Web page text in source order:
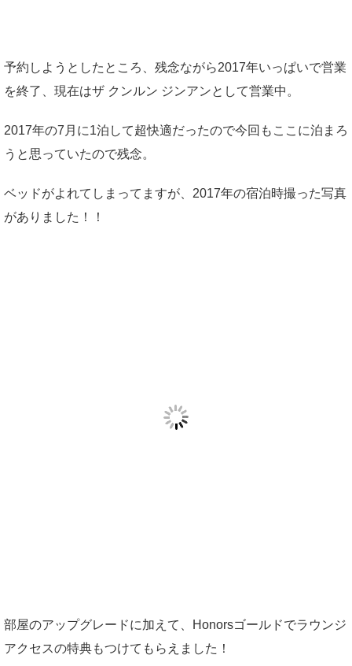
予約しようとしたところ、残念ながら2017年いっぱいで営業
を終了、現在はザ クンルン ジンアンとして営業中。
2017年の7月に1泊して超快適だったので今回もここに泊まろ
うと思っていたので残念。
ベッドがよれてしまってますが、2017年の宿泊時撮った写真
がありました！！
部屋のアップグレードに加えて、Honorsゴールドでラウンジ
アクセスの特典もつけてもらえました！